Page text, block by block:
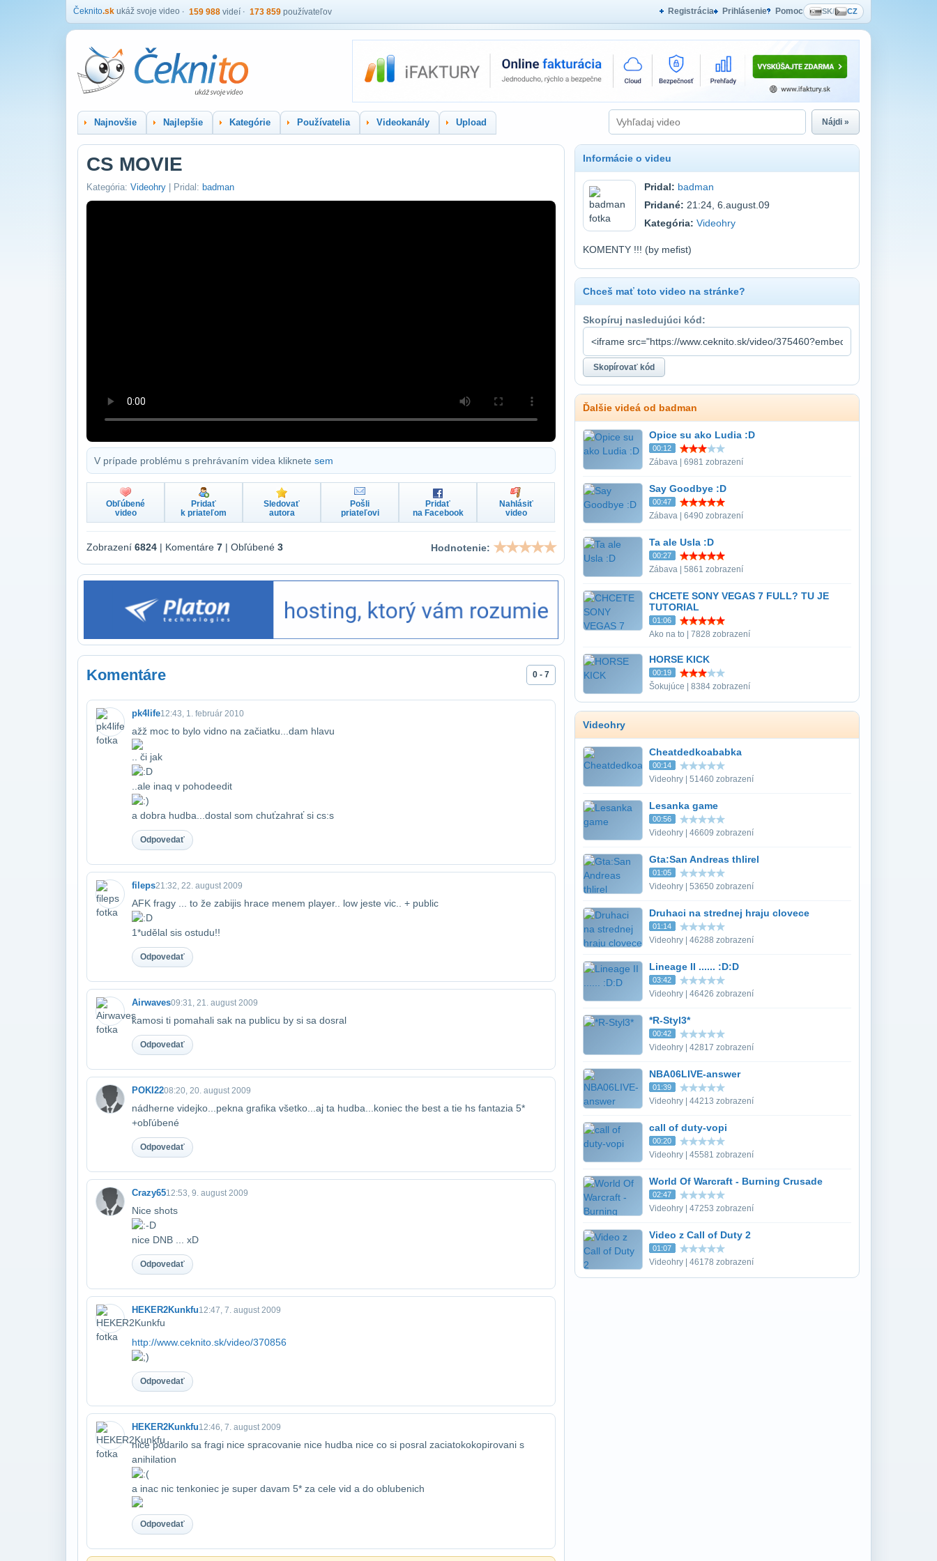
Čeknito.sk ukáž svoje video 159 988 videí 173 859 používateľov Registrácia Prihlásenie Pomoc SK/ CZ
Najnovšie Najlepšie Kategórie Používatelia Videokanály Upload Nájdi »
CS MOVIE
Kategória: Videohry | Pridal: badman
V prípade problému s prehrávaním videa kliknete sem
Obľúbené
video
Pridať
k priateľom
Sledovať
autora
Pošli
priateľovi
Pridať
na Facebook
Nahlásiť
video
Zobrazení 6824 | Komentáre 7 | Obľúbené 3 Hodnotenie:
Komentáre 0 - 7
pk4life12:43, 1. február 2010
ažž moc to bylo vidno na začiatku...dam hlavu
.. či jak
..ale inaq v pohode​edit
a dobra hudba...dostal som chuť​zahrať si cs:s
Odpovedať
fileps21:32, 22. august 2009
AFK fragy ... to že zabijis hrace menem player.. low jeste vic.. + public
1*​udělal sis ostudu!!
Odpovedať
Airwaves09:31, 21. august 2009
kamosi ti pomahali sak na publicu by si sa dosral
Odpovedať
POKI2208:20, 20. august 2009
nádherne videjko...pekna grafika všetko...aj ta hudba...koniec the best a tie hs fantazia 5*
+obľúbené
Odpovedať
Crazy6512:53, 9. august 2009
Nice shots
nice DNB ... xD
Odpovedať
HEKER2Kunkfu12:47, 7. august 2009
http://www.ceknito.sk/video/370856
Odpovedať
HEKER2Kunkfu12:46, 7. august 2009
nice podarilo sa fragi nice spracovanie nice hudba nice co si posral zaciatok​okopirovani s
anihilation
a inac nic ten​koniec je super davam 5* za cele vid a do oblubenich
Odpovedať
Informácie o videu
Pridal: badman
Pridané: 21:24, 6.august.09
Kategória: Videohry
KOMENTY !!! (by mefist)
Chceš mať toto video na stránke?
Skopíruj nasledujúci kód:
Ďalšie videá od badman
Opice su ako Ludia :D
00:12
Zábava | 6981 zobrazení
Say Goodbye :D
00:47
Zábava | 6490 zobrazení
Ta ale Usla :D
00:27
Zábava | 5861 zobrazení
CHCETE SONY VEGAS 7 FULL? TU JE
TUTORIAL
01:06
Ako na to | 7828 zobrazení
HORSE KICK
00:19
Šokujúce | 8384 zobrazení
Videohry
Cheatdedkoababka
00:14
Videohry | 51460 zobrazení
Lesanka game
00:56
Videohry | 46609 zobrazení
Gta:San Andreas thlirel
01:05
Videohry | 53650 zobrazení
Druhaci na strednej hraju clovece
01:14
Videohry | 46288 zobrazení
Lineage II ...... :D:D
03:42
Videohry | 46426 zobrazení
*R-Styl3*
00:42
Videohry | 42817 zobrazení
NBA06LIVE-answer
01:39
Videohry | 44213 zobrazení
call of duty-vopi
00:20
Videohry | 45581 zobrazení
World Of Warcraft - Burning Crusade
02:47
Videohry | 47253 zobrazení
Video z Call of Duty 2
01:07
Videohry | 46178 zobrazení